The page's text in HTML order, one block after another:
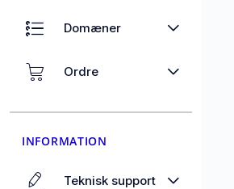
Domæner
Ordre
INFORMATION
Teknisk support